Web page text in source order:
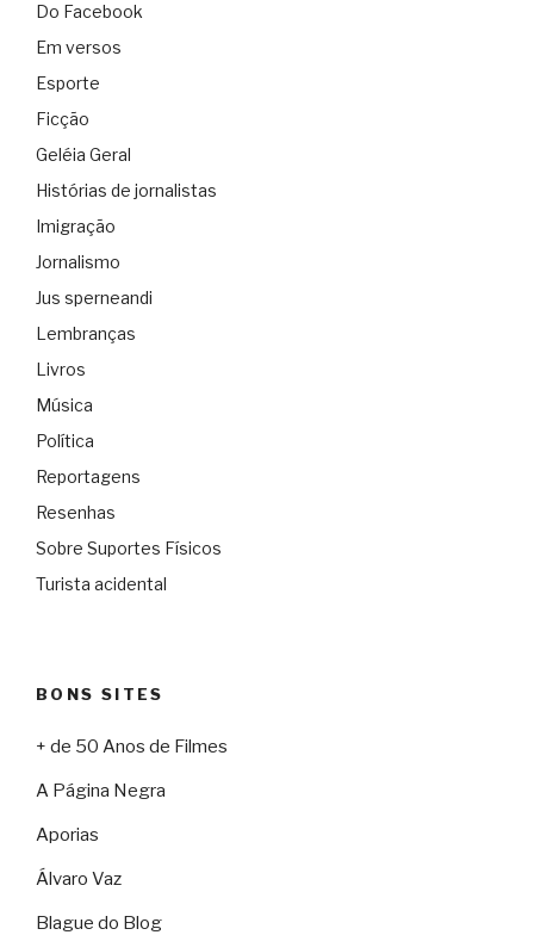
Do Facebook
Em versos
Esporte
Ficção
Geléia Geral
Histórias de jornalistas
Imigração
Jornalismo
Jus sperneandi
Lembranças
Livros
Música
Política
Reportagens
Resenhas
Sobre Suportes Físicos
Turista acidental
BONS SITES
+ de 50 Anos de Filmes
A Página Negra
Aporias
Álvaro Vaz
Blague do Blog